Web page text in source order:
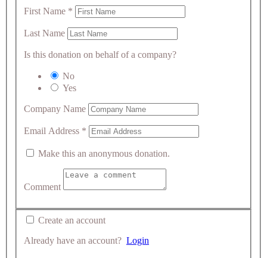
First Name *
Last Name
Is this donation on behalf of a company?
No
Yes
Company Name
Email Address *
Make this an anonymous donation.
Comment
Create an account
Already have an account? Login